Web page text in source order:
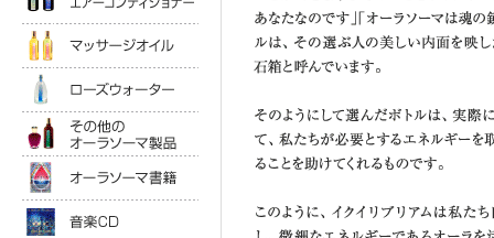
各ボトルはそれぞれ固有の色と
ことによって、ボトルを選んだ
をひもとくようなものであり、
今あなたが、ボトルを手にして
を思い出すための「鍵」をあな
マッサージオイル
ローズウォータ
その他のオーラソーマ製品
オーラソーマ書籍
音楽ＣＤ